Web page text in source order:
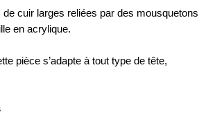
cuir larges reliées par des mousquetons
en acrylique.
pièce s’adapte à tout type de tête,